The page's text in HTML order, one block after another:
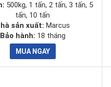
500kg, 1 tấn, 2 tấn, 3 tấn, 5
tấn, 10 tấn
sản xuất: Marcus
Bảo hành: 18 tháng